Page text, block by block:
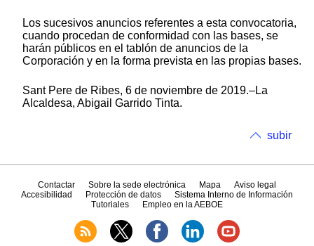
Los sucesivos anuncios referentes a esta convocatoria,
cuando procedan de conformidad con las bases, se
harán públicos en el tablón de anuncios de la
Corporación y en la forma prevista en las propias bases.
Sant Pere de Ribes, 6 de noviembre de 2019.–La
Alcaldesa, Abigail Garrido Tinta.
subir
Contactar Sobre la sede electrónica Mapa
Aviso legal
Accesibilidad
Protección de datos
Sistema Interno de Información
Tutoriales
Empleo en la AEBOE